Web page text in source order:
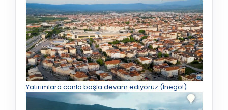
Yatırımlara canla başla devam ediyoruz (İnegöl)